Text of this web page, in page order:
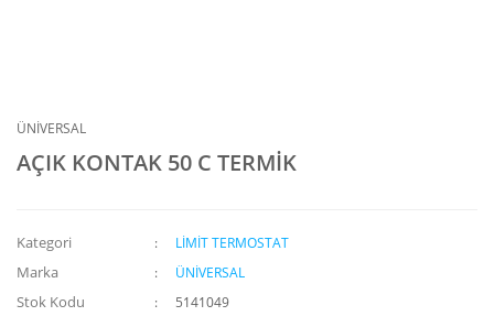
ÜNİVERSAL
AÇIK KONTAK 50 C TERMİK
Kategori LİMİT TERMOSTAT
Marka ÜNİVERSAL
Stok Kodu 5141049